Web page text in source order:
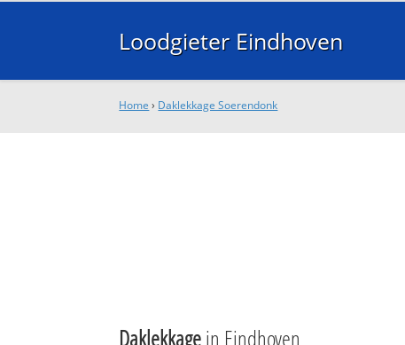
Loodgieter Eindhoven
Home › Daklekkage Soerendonk
Daklekkagein Eindhoven